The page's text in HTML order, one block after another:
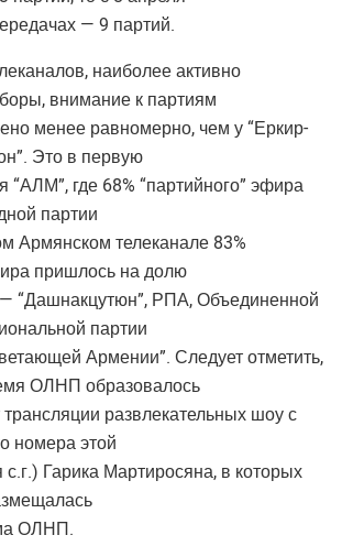
— 9 партий.
наиболее активно
внимание к партиям
менее равномерно, чем у “Еркир-
Это в первую
“АЛМ”, где 68% “партийного” эфира
партии
Армянском телеканале 83%
пришлось на долю
“Дашнакцутюн”, РПА, Объединенной
партии
Армении”. Следует отметить,
ОЛНП образовалось
трансляции развлекательных шоу с
номера этой
Гарика Мартиросяна, в которых
ОЛНП.